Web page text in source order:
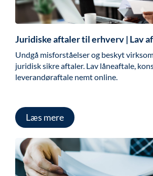
Juridiske aftaler til erhverv | Lav
Undgå misforståelser og beskyt
juridisk sikre aftaler. Lav låneaftale,
leverandøraftale nemt online.
Læs mere